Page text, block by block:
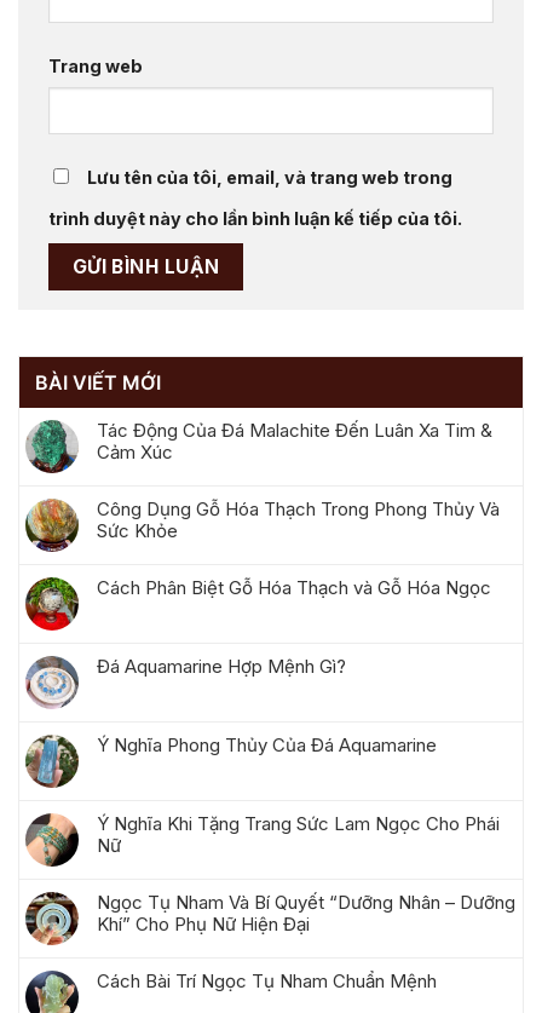
Trang web
Lưu tên của tôi, email, và trang web trong
trình duyệt này cho lần bình luận kế tiếp của tôi.
BÀI VIẾT MỚI
Tác Động Của Đá Malachite Đến Luân Xa Tim &
Cảm Xúc
Công Dụng Gỗ Hóa Thạch Trong Phong Thủy Và
Sức Khỏe
Cách Phân Biệt Gỗ Hóa Thạch và Gỗ Hóa Ngọc
Đá Aquamarine Hợp Mệnh Gì?
Ý Nghĩa Phong Thủy Của Đá Aquamarine
Ý Nghĩa Khi Tặng Trang Sức Lam Ngọc Cho Phái
Nữ
Ngọc Tụ Nham Và Bí Quyết “Dưỡng Nhân – Dưỡng
Khí” Cho Phụ Nữ Hiện Đại
Cách Bài Trí Ngọc Tụ Nham Chuẩn Mệnh